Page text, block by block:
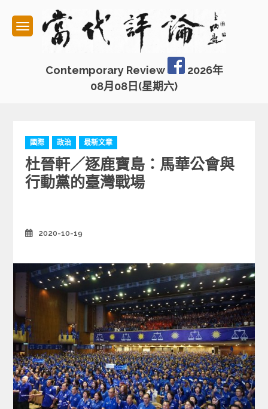
content
Contemporary Review
2026年
08月08日(星期六)
C
a
t
e
g
i
e
國際 政治 最新文章
杜晉軒／逐鹿寶島：馬華公會與
行動黨的臺灣戰場
2020-10-19